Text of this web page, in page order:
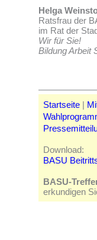
Helga
Ratsfrau der
im Rat der
Wir für Sie!
Bildung Arbeit
Startseite |
Download:
BASU
BASU-
erkundigen